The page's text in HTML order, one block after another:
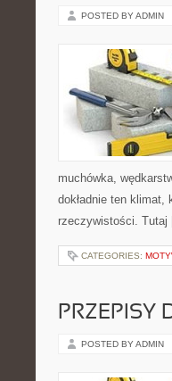
POSTED BY ADMIN
muchówka,
dokładnie ten klimat,
rzeczywistości.
CATEGORIES:
PRZEPISY
POSTED BY ADMIN